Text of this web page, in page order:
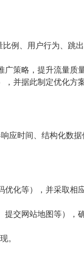
例、用户行为、跳
策略，提升流量质
，并据此制定优化方
应时间、结构化数
化等），并采取相
交网站地图等），
。